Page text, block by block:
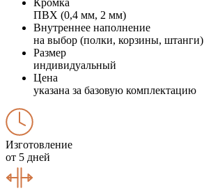
ПВХ (0,4 мм, 2 мм)
Внутреннее наполнение
на выбор (полки, корзины, штанги)
Размер
индивидуальный
Цена
указана за базовую комплектацию
Изготовление
от 5 дней